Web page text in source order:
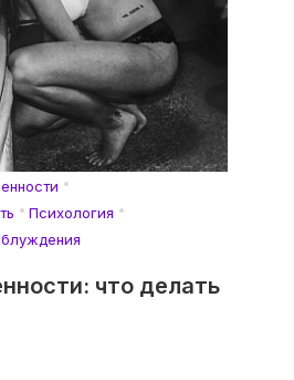
Психология
что делать